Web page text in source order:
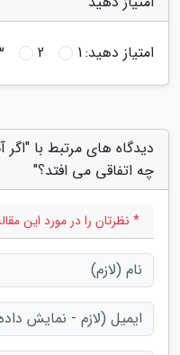
امتیاز دهید:1
2
دیدگاه های مرتبط با
چه اتفاقی می افتد؟"
* نظرتان را در مورد این